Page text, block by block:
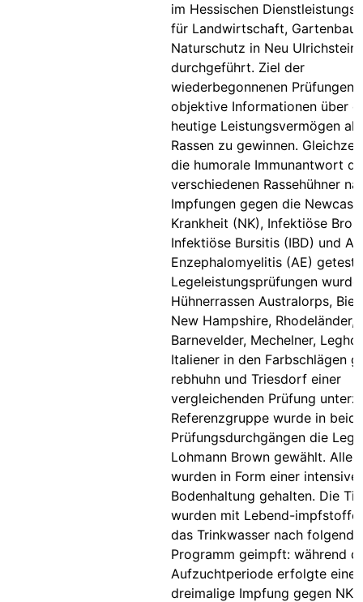
im Hessischen
für Landwirtschaft, Gartenbau
Naturschutz in Neu Ulrichstein
durchgeführt. Ziel der
wiederbegonnenen Prüfungen
objektive Informationen über
heutige Leistungsvermögen
Rassen zu gewinnen.
die humorale Immunantwort
verschiedenen Rassehühner
Impfungen gegen die
Krankheit (NK), Infektiöse
Infektiöse Bursitis (IBD) und
Enzephalomyelitis (AE)
Legeleistungsprüfungen
Hühnerrassen Australorps,
New Hampshire, Rhodeländer,
Barnevelder, Mechelner,
Italiener in den Farbschlägen
rebhuhn und Triesdorf einer
vergleichenden Prüfung
Referenzgruppe wurde in
Prüfungsdurchgängen die
Lohmann Brown gewählt. Alle
wurden in Form einer
Bodenhaltung gehalten. Die
wurden mit Lebend-
das Trinkwasser nach
Programm geimpft: während
Aufzuchtperiode erfolgte eine
dreimalige Impfung gegen NK